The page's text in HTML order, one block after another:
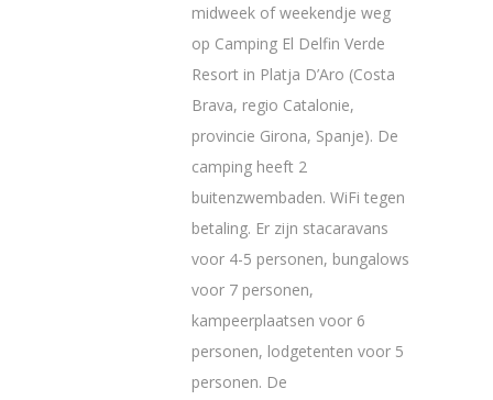
midweek of weekendje weg
op Camping El Delfin Verde
Resort in Platja D’Aro (Costa
Brava, regio Catalonie,
provincie Girona, Spanje). De
camping heeft 2
buitenzwembaden. WiFi tegen
betaling. Er zijn stacaravans
voor 4-5 personen, bungalows
voor 7 personen,
kampeerplaatsen voor 6
personen, lodgetenten voor 5
personen. De